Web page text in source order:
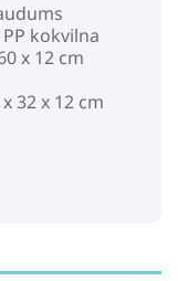
kokvilna
x 12 cm
32 x 12 cm